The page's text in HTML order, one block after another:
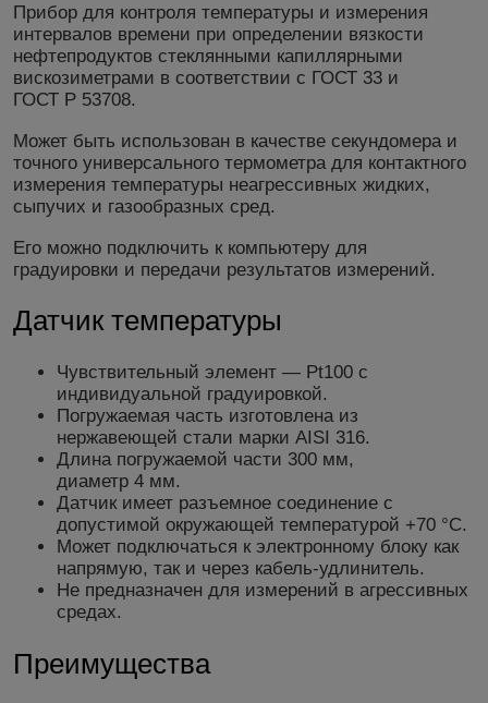
Прибор для контроля температуры и измерения
интервалов времени при определении вязкости
нефтепродуктов стеклянными капиллярными
вискозиметрами в соответствии с ГОСТ 33 и
ГОСТ Р 53708.
Может быть использован в качестве секундомера и
точного универсального термометра для контактного
измерения температуры неагрессивных жидких,
сыпучих и газообразных сред.
Его можно подключить к компьютеру для
градуировки и передачи результатов измерений.
Датчик температуры
Чувствительный элемент — Pt100 с
индивидуальной градуировкой.
Погружаемая часть изготовлена из
нержавеющей стали марки AISI 316.
Длина погружаемой части 300 мм,
диаметр 4 мм.
Датчик имеет разъемное соединение с
допустимой окружающей температурой +70 °С.
Может подключаться к электронному блоку как
напрямую, так и через кабель-удлинитель.
Не предназначен для измерений в агрессивных
средах.
Преимущества